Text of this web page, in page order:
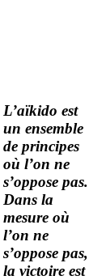
L’aïkido est
un ensemble
de principes
où l’on ne
s’oppose pas.
Dans la
mesure où
l’on ne
s’oppose pas,
la victoire est